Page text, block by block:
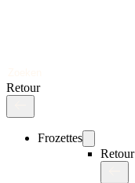
Retour
Frozettes
Retour